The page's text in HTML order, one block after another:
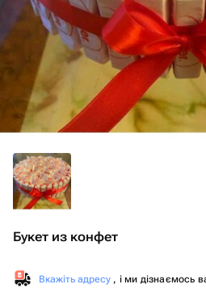
Букет из конфет
Вкажіть адресу , і ми дізнаємось